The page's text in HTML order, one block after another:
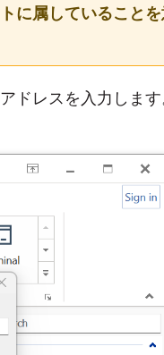
に属していること
ドレスを入力しま